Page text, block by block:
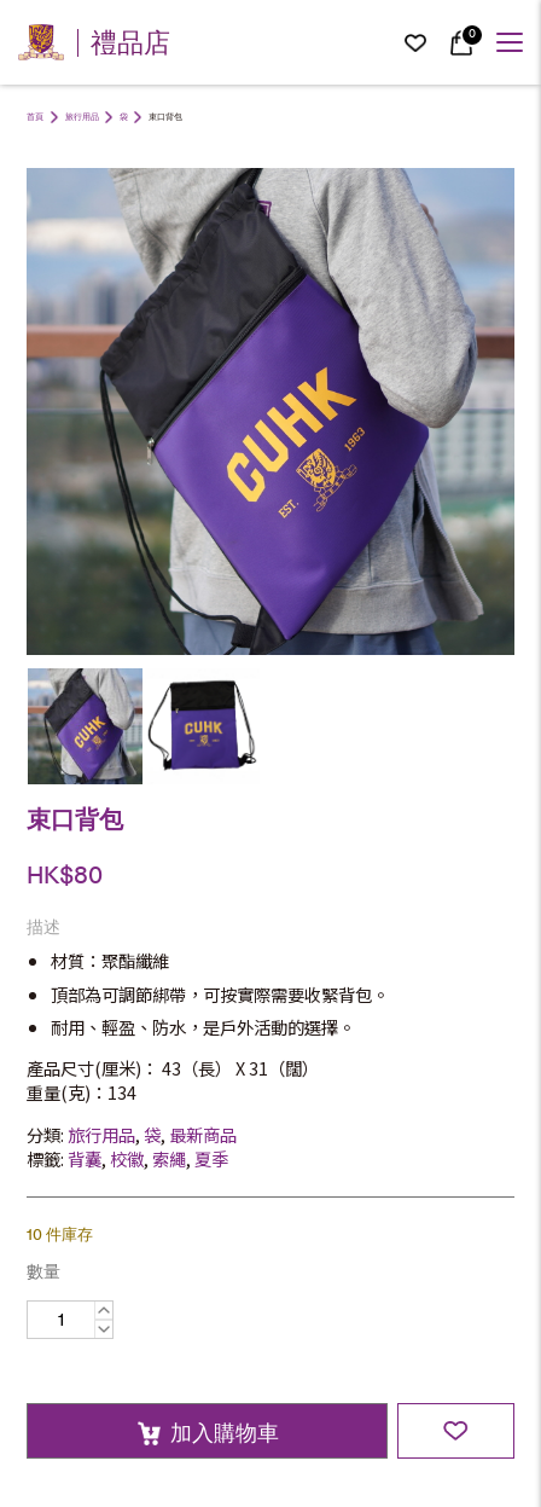
禮品店 0
首頁 旅行用品 袋 束口背包
束口背包
HK$80
描述
材質：聚酯纖維
頂部為可調節綁帶，可按實際需要收緊背包。
耐用、輕盈、防水，是戶外活動的選擇。
產品尺寸(厘米)： 43（長） X 31（闊）
重量(克)：134
分類: 旅行用品,袋, 最新商品
標籤:背囊,校徽, 索繩, 夏季
10 件庫存
數量
數
加入購物車